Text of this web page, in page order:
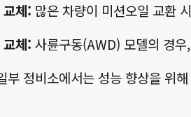
체: 많은 차량이 미션오일 교환
교체: 사륜구동(AWD) 모델의 경
부 정비소에서는 성능 향상을 위